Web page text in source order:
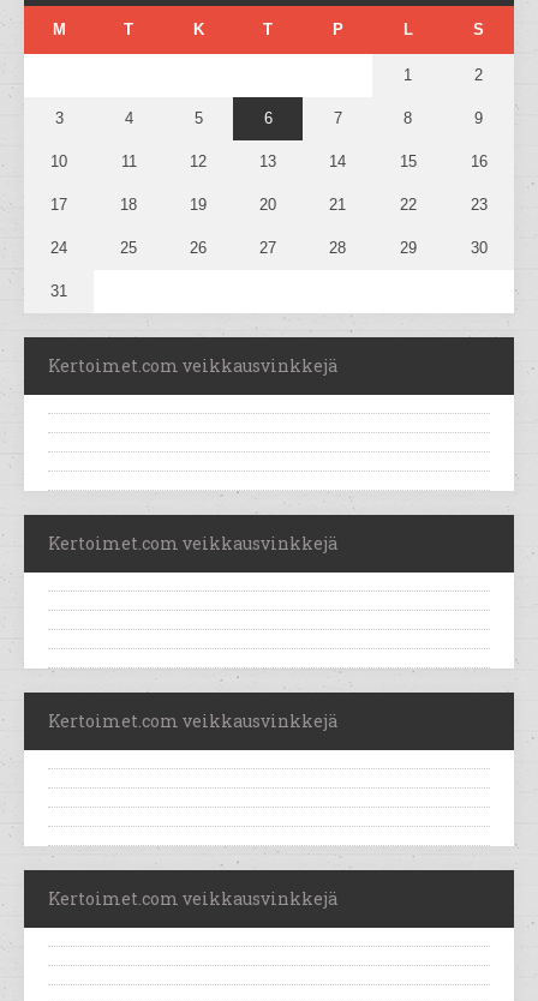
M T K T P L S
1 2
3 4 5 6 7 8 9
10 11 12 13 14 15 16
17 18 19 20 21 22 23
24 25 26 27 28 29 30
31
Kertoimet.com veikkausvinkkejä
Kertoimet.com veikkausvinkkejä
Kertoimet.com veikkausvinkkejä
Kertoimet.com veikkausvinkkejä